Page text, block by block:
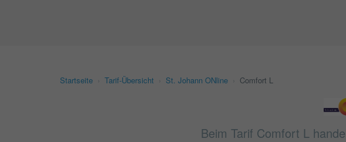
Startseite Tarif-Übersicht St. Johann ONline Comfort L
Beim Tarif Comfort L